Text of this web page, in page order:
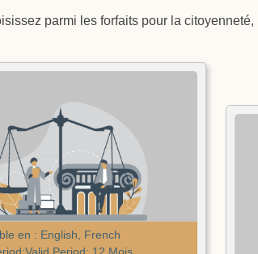
parmi les forfaits pour la
en : English, French